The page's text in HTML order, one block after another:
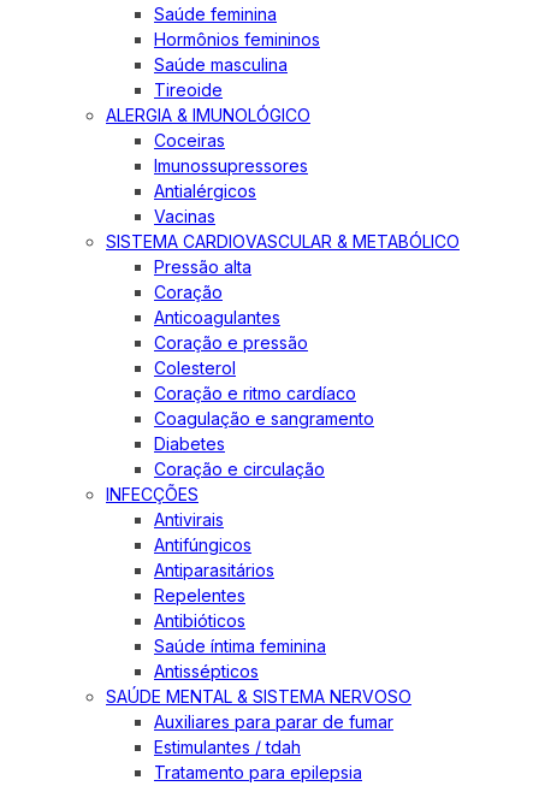
Saúde feminina
Hormônios femininos
Saúde masculina
Tireoide
ALERGIA & IMUNOLÓGICO
Coceiras
Imunossupressores
Antialérgicos
Vacinas
SISTEMA CARDIOVASCULAR & METABÓLICO
Pressão alta
Coração
Anticoagulantes
Coração e pressão
Colesterol
Coração e ritmo cardíaco
Coagulação e sangramento
Diabetes
Coração e circulação
INFECÇÕES
Antivirais
Antifúngicos
Antiparasitários
Repelentes
Antibióticos
Saúde íntima feminina
Antissépticos
SAÚDE MENTAL & SISTEMA NERVOSO
Auxiliares para parar de fumar
Estimulantes / tdah
Tratamento para epilepsia